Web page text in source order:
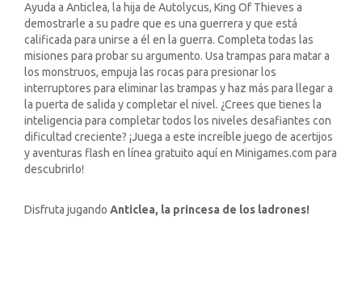
Ayuda a Anticlea, la hija de Autolycus, King Of Thieves a
demostrarle a su padre que es una guerrera y que está
calificada para unirse a él en la guerra. Completa todas las
misiones para probar su argumento. Usa trampas para matar a
los monstruos, empuja las rocas para presionar los
interruptores para eliminar las trampas y haz más para llegar a
la puerta de salida y completar el nivel. ¿Crees que tienes la
inteligencia para completar todos los niveles desafiantes con
dificultad creciente? ¡Juega a este increíble juego de acertijos
y aventuras flash en línea gratuito aquí en Minigames.com para
descubrirlo!
Disfruta jugando Anticlea, la princesa de los ladrones!